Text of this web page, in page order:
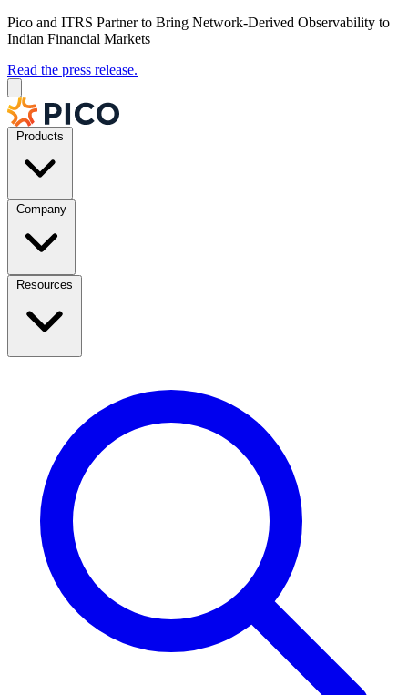
Pico and ITRS Partner to Bring Network-Derived Observability to
Indian Financial Markets
Read the press release.
Products
Company
Resources